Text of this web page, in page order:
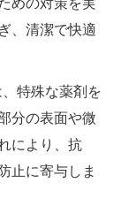
、清潔で快適
特殊な薬剤を
分の表面や微
により、抗
止に寄与しま